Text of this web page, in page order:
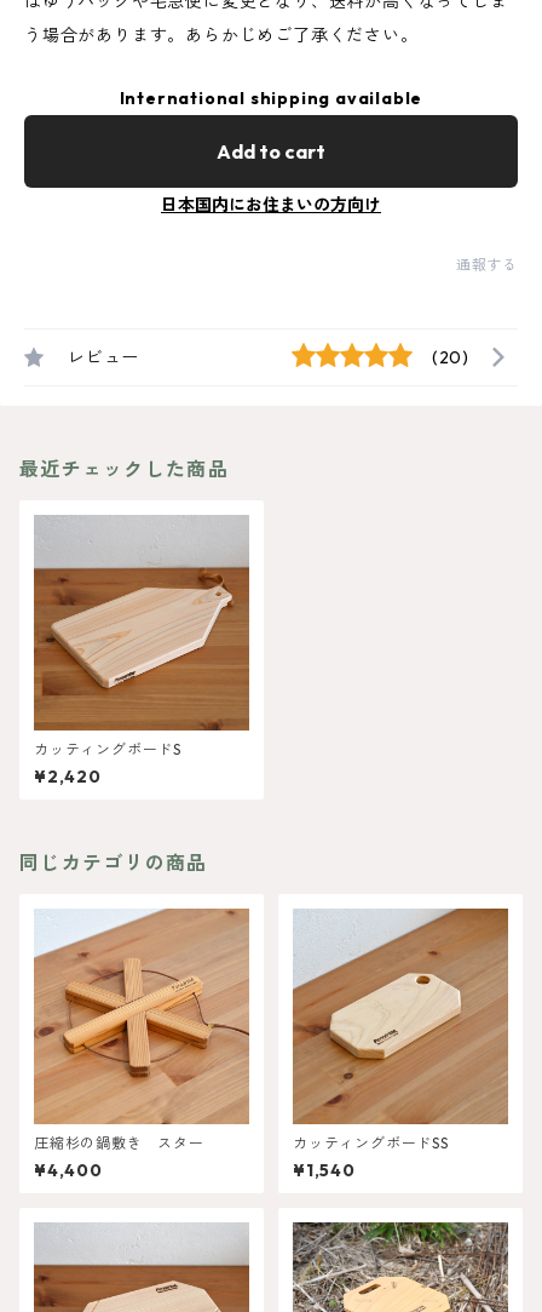
う場合があります。あらかじめご了承ください。
International shipping available
Add to cart
日本国内にお住まいの方向け
通報する
レビュー (20)
最近チェックした商品
カッティングボードS
¥2,420
同じカテゴリの商品
圧縮杉の鍋敷き スター
¥4,400
カッティングボードSS
¥1,540